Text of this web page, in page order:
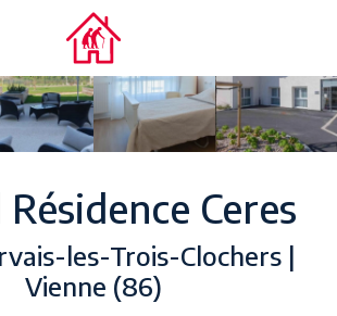
Résidence Ceres
les-Trois-Clochers |
Vienne (86)